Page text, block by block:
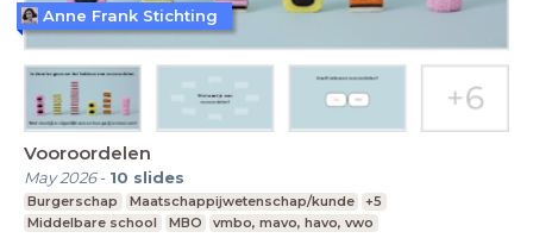
Vooroordelen
May 2026- 10 slides
Burgerschap Maatschappijwetenschap/kunde
+5
Middelbare school
MBO vmbo, mavo, havo, vwo
Anne Frank Stichting